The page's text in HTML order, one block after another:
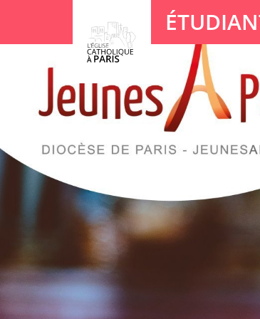
Votre recherche
Panneau de gestion des cookies